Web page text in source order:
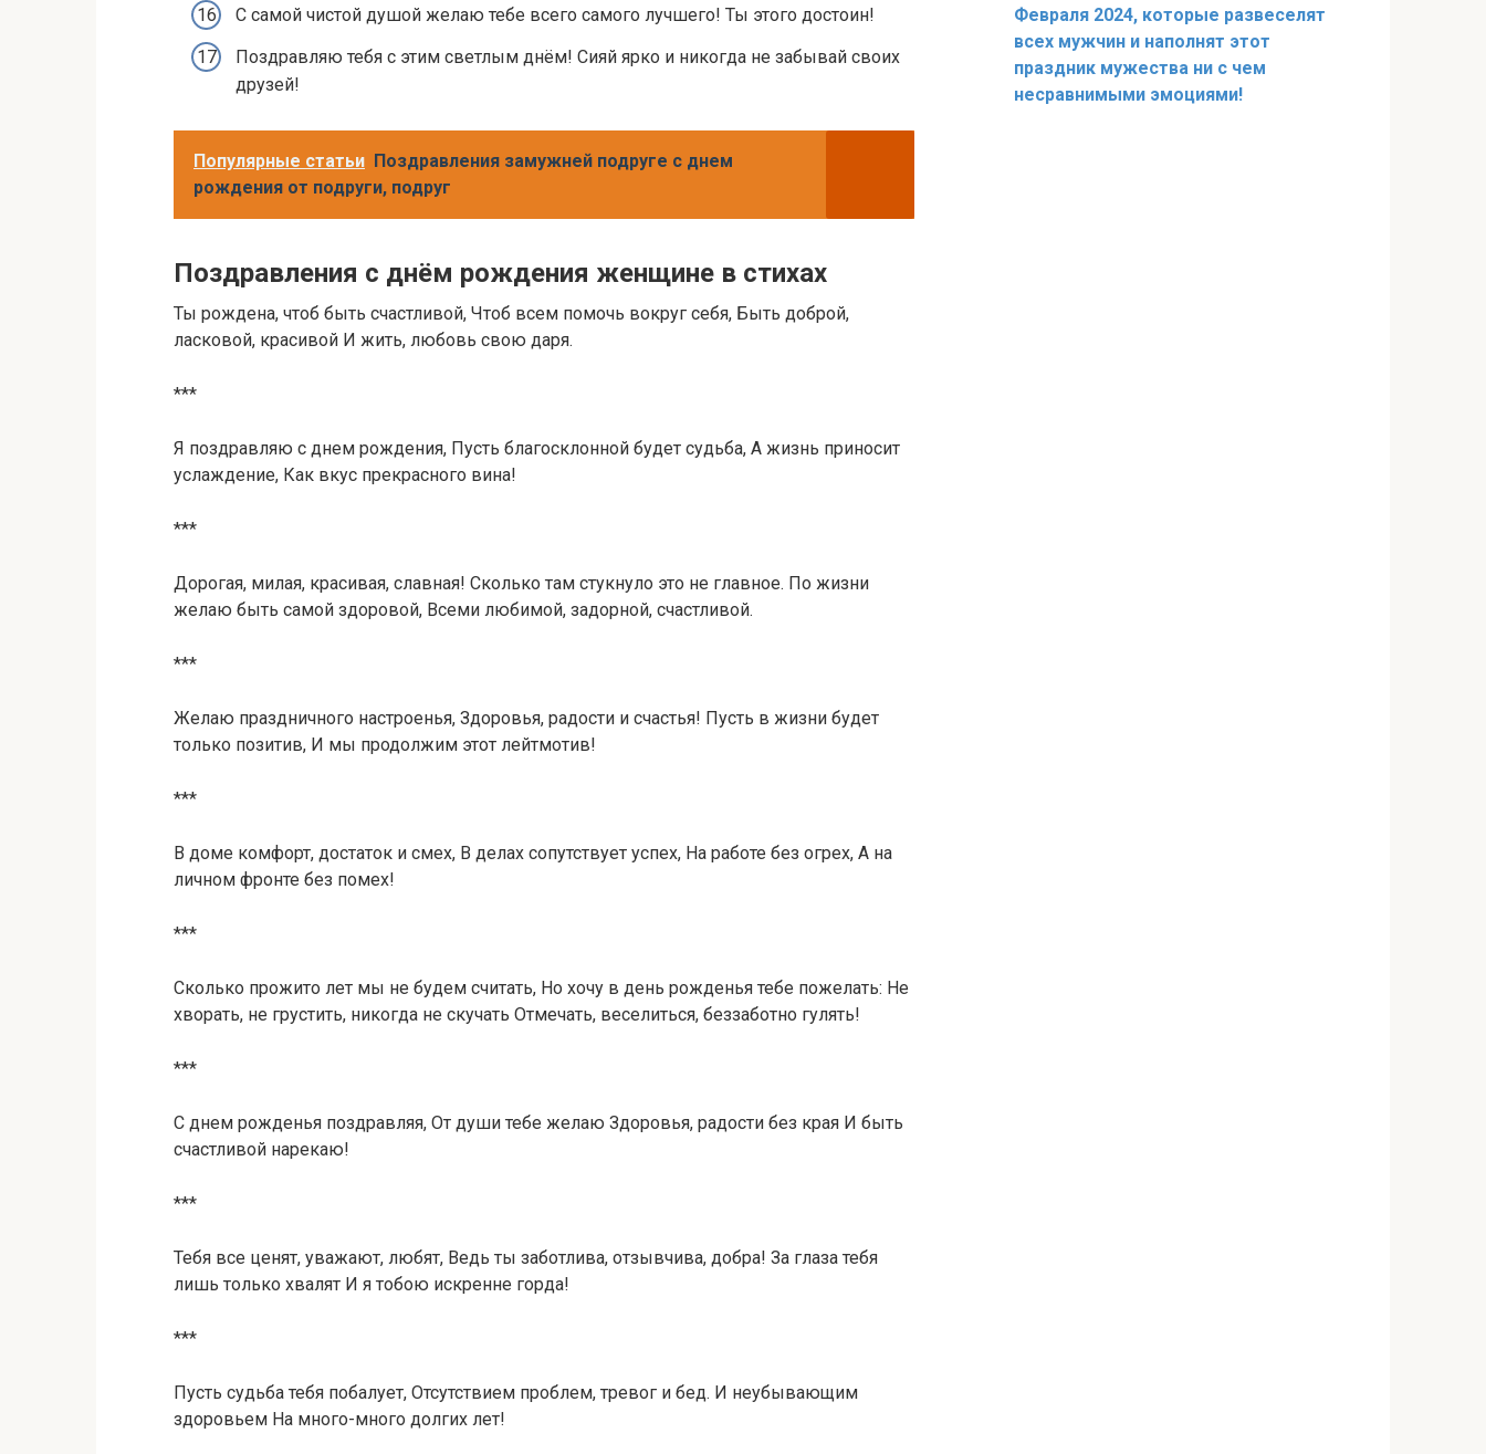
С самой чистой душой желаю тебе всего самого лучшего! Ты этого достоин!
Поздравляю тебя с этим светлым днём! Сияй ярко и никогда не забывай своих
друзей!
Популярные статьи Поздравления замужней подруге с днем
рождения от подруги, подруг
Поздравления с днём рождения женщине в стихах
Ты рождена, чтоб быть счастливой, Чтоб всем помочь вокруг себя, Быть доброй,
ласковой, красивой И жить, любовь свою даря.
***
Я поздравляю с днем рождения, Пусть благосклонной будет судьба, А жизнь приносит
услаждение, Как вкус прекрасного вина!
***
Дорогая, милая, красивая, славная! Сколько там стукнуло это не главное. По жизни
желаю быть самой здоровой, Всеми любимой, задорной, счастливой.
***
Желаю праздничного настроенья, Здоровья, радости и счастья! Пусть в жизни будет
только позитив, И мы продолжим этот лейтмотив!
***
В доме комфорт, достаток и смех, В делах сопутствует успех, На работе без огрех, А на
личном фронте без помех!
***
Сколько прожито лет мы не будем считать, Но хочу в день рожденья тебе пожелать: Не
хворать, не грустить, никогда не скучать Отмечать, веселиться, беззаботно гулять!
***
С днем рожденья поздравляя, От души тебе желаю Здоровья, радости без края И быть
счастливой нарекаю!
***
Тебя все ценят, уважают, любят, Ведь ты заботлива, отзывчива, добра! За глаза тебя
лишь только хвалят И я тобою искренне горда!
***
Пусть судьба тебя побалует, Отсутствием проблем, тревог и бед. И неубывающим
здоровьем На много-много долгих лет!
Февраля 2024, которые развеселят
всех мужчин и наполнят этот
праздник мужества ни с чем
несравнимыми эмоциями!